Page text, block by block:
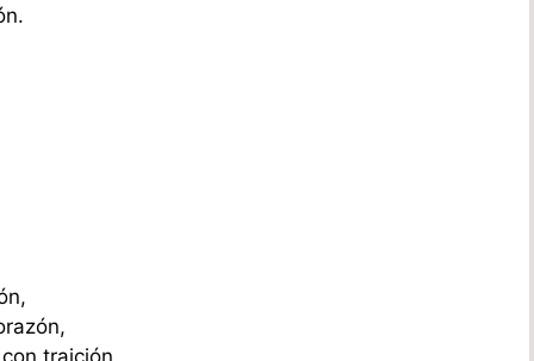
traición,